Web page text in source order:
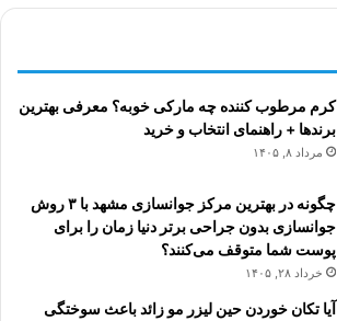
کرم مرطوب کننده چه مارکی خوبه؟ معرفی بهترین
برندها + راهنمای انتخاب و خرید
مرداد ۸, ۱۴۰۵
چگونه در بهترین مرکز جوانسازی مشهد با ۳ روش
جوانسازی بدون جراحی برتر دنیا زمان را برای
پوست شما متوقف می‌کنند؟
خرداد ۲۸, ۱۴۰۵
آیا تکان خوردن حین لیزر مو زائد باعث سوختگی